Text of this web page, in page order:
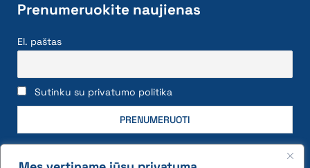
Prenumeruokite naujienas
El. paštas
Sutinku su privatumo politika